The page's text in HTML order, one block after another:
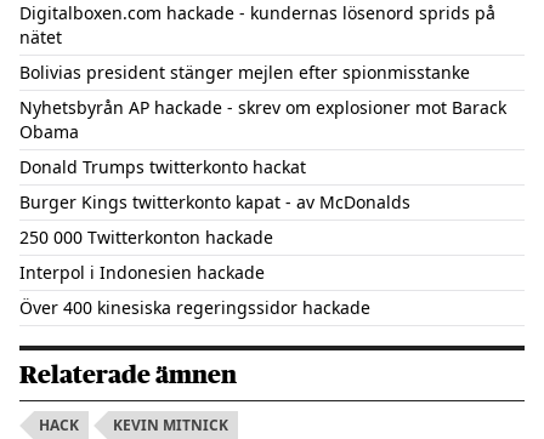
Digitalboxen.com hackade - kundernas lösenord sprids på
nätet
Bolivias president stänger mejlen efter spionmisstanke
Nyhetsbyrån AP hackade - skrev om explosioner mot Barack
Obama
Donald Trumps twitterkonto hackat
Burger Kings twitterkonto kapat - av McDonalds
250 000 Twitterkonton hackade
Interpol i Indonesien hackade
Över 400 kinesiska regeringssidor hackade
Relaterade ämnen
HACK KEVIN MITNICK